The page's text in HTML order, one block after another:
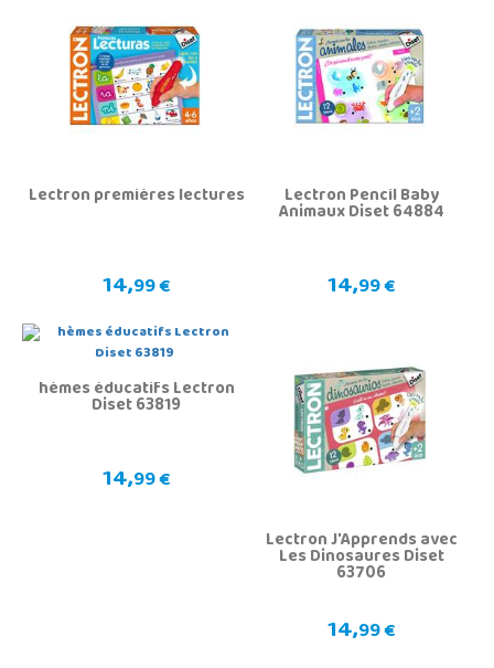
Lectron premières lectures
14,99 €
Lectron Pencil Baby
Animaux Diset 64884
14,99 €
hèmes éducatifs Lectron
Diset 63819
14,99 €
Lectron J'Apprends avec
Les Dinosaures Diset
63706
14,99 €